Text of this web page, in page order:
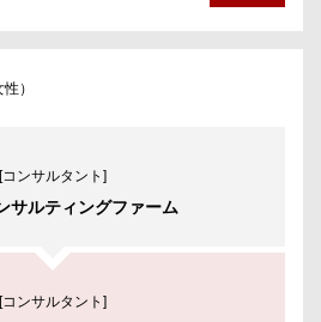
）
[コンサルタント]
サルティングファーム
[コンサルタント]